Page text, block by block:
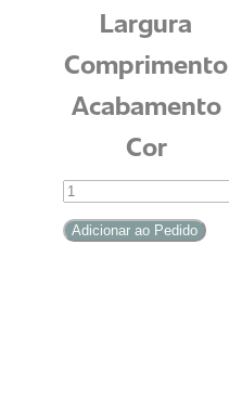
Largura
Comprimento
Acabamento
Cor
Vaso
Madrid
Adicionar ao Pedido